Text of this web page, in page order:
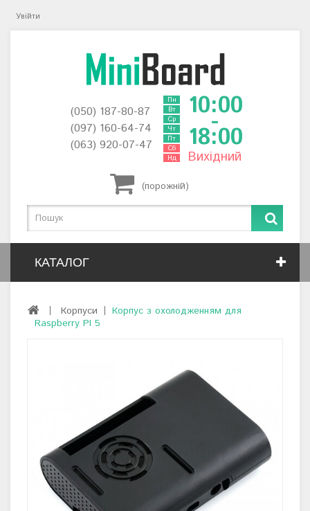
Увійти
(порожній)
(050) 187-80-87
(097) 160-64-74
(063) 920-07-47
Пн
Вт
Ср
Чт
Пт
Сб
Нд
10:00
-
18:00
Вихідний
КАТАЛОГ
Корпуси
Корпус з охолодженням для
Raspberry PI 5